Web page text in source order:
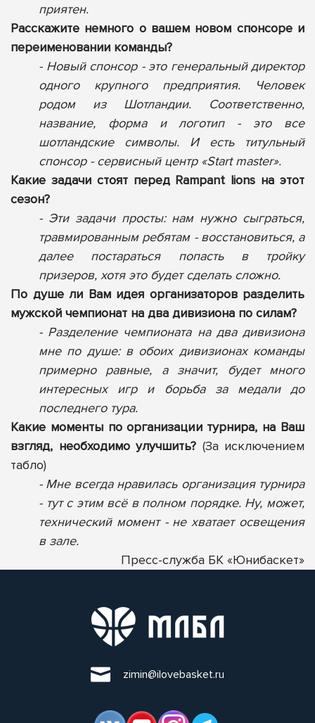
приятен.
Расскажите немного о вашем новом спонсоре и
переименовании команды?
- Новый спонсор - это генеральный директор
одного крупного предприятия. Человек
родом из Шотландии. Соответственно,
название, форма и логотип - это все
шотландские символы. И есть титульный
спонсор - сервисный центр «Start master».
Какие задачи стоят перед Rampant lions на этот
сезон?
- Эти задачи просты: нам нужно сыграться,
травмированным ребятам - восстановиться, а
далее постараться попасть в тройку
призеров, хотя это будет сделать сложно.
По душе ли Вам идея организаторов разделить
мужской чемпионат на два дивизиона по силам?
- Разделение чемпионата на два дивизиона
мне по душе: в обоих дивизионах команды
примерно равные, а значит, будет много
интересных игр и борьба за медали до
последнего тура.
Какие моменты по организации турнира, на Ваш
взгляд, необходимо улучшить? (За исключением
табло)
- Мне всегда нравилась организация турнира
- тут с этим всё в полном порядке. Ну, может,
технический момент - не хватает освещения
в зале.
Пресс-служба БК «Юнибаскет»
zimin@ilovebasket.ru